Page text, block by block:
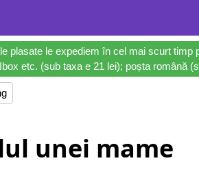
plasate le expediem în cel mai scurt
etc. (sub taxa e 21 lei); poșta română
unei mame